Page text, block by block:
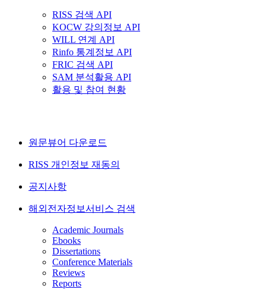
RISS 검색 API
KOCW 강의정보 API
WILL 연계 API
Rinfo 통계정보 API
FRIC 검색 API
SAM 분석활용 API
활용 및 참여 현황
원문뷰어 다운로드
RISS 개인정보 재동의
공지사항
해외전자정보서비스 검색
Academic Journals
Ebooks
Dissertations
Conference Materials
Reviews
Reports